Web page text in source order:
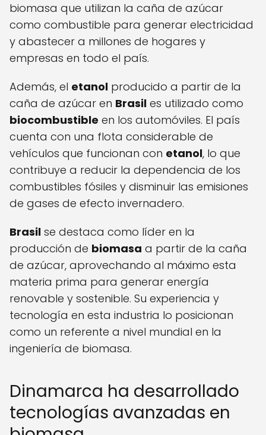
biomasa que utilizan la caña de azúcar
como combustible para generar electricidad
y abastecer a millones de hogares y
empresas en todo el país.
Además, el etanol producido a partir de la
caña de azúcar en Brasil es utilizado como
biocombustible en los automóviles. El país
cuenta con una flota considerable de
vehículos que funcionan con etanol, lo que
contribuye a reducir la dependencia de los
combustibles fósiles y disminuir las emisiones
de gases de efecto invernadero.
Brasil se destaca como líder en la
producción de biomasa a partir de la caña
de azúcar, aprovechando al máximo esta
materia prima para generar energía
renovable y sostenible. Su experiencia y
tecnología en esta industria lo posicionan
como un referente a nivel mundial en la
ingeniería de biomasa.
Dinamarca ha desarrollado
tecnologías avanzadas en